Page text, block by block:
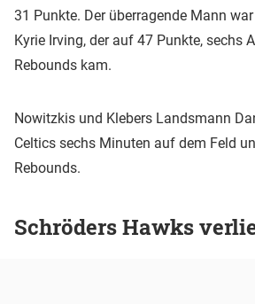
31 Punkte. Der überragende Mann
Kyrie Irving, der auf 47 Punkte, sechs
Rebounds kam.
Nowitzkis und Klebers Landsmann
Celtics sechs Minuten auf dem Feld
Rebounds.
Schröders Hawks